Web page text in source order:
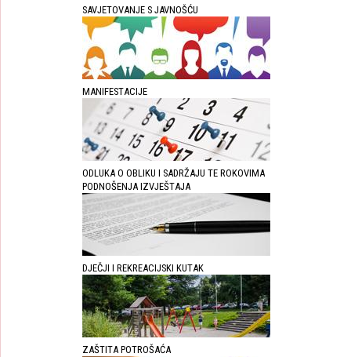
SAVJETOVANJE S JAVNOŠĆU
MANIFESTACIJE
ODLUKA O OBLIKU I SADRŽAJU TE ROKOVIMA
PODNOŠENJA IZVJEŠTAJA
DJEČJI I REKREACIJSKI KUTAK
ZAŠTITA POTROŠAĆA